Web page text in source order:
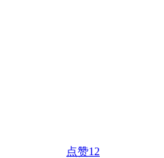
点赞12